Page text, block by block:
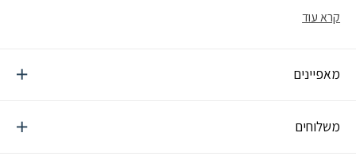
קרא עוד
מאפיינים
משלוחים